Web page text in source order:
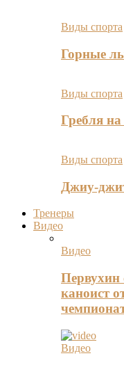
Виды спорта
Горные
Виды спорта
Гребля
Виды спорта
Джиу-
Тренеры
Видео
Видео
Первухин
каноист
Видео